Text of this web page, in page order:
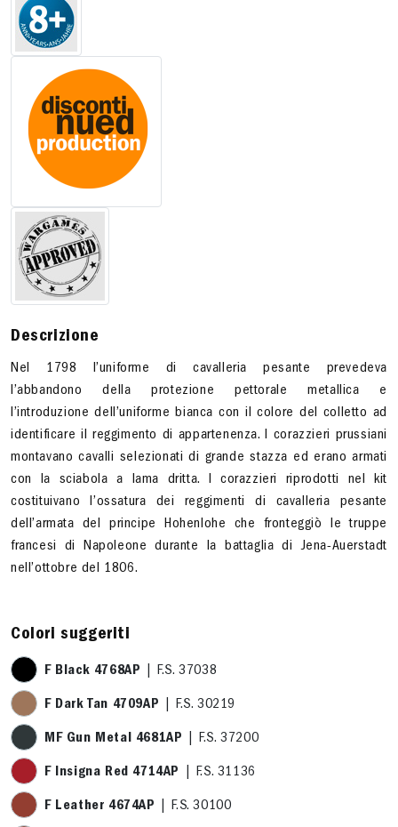
Descrizione
Nel 1798 l’uniforme di cavalleria pesante prevedeva
l’abbandono della protezione pettorale metallica e
l’introduzione dell’uniforme bianca con il colore del colletto ad
identificare il reggimento di appartenenza. I corazzieri prussiani
montavano cavalli selezionati di grande stazza ed erano armati
con la sciabola a lama dritta. I corazzieri riprodotti nel kit
costituivano l’ossatura dei reggimenti di cavalleria pesante
dell’armata del principe Hohenlohe che fronteggiò le truppe
francesi di Napoleone durante la battaglia di Jena-Auerstadt
nell’ottobre del 1806.
Colori suggeriti
F Black 4768AP | F.S. 37038
F Dark Tan 4709AP | F.S. 30219
MF Gun Metal 4681AP | F.S. 37200
F Insigna Red 4714AP | F.S. 31136
F Leather 4674AP | F.S. 30100